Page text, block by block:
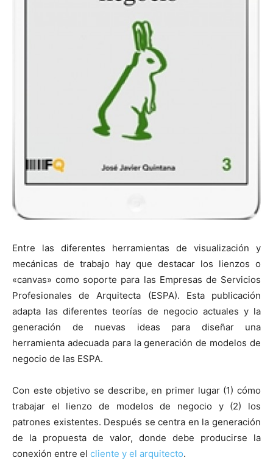
Entre las diferentes herramientas de visualización y
mecánicas de trabajo hay que destacar los lienzos o
«canvas» como soporte para las Empresas de Servicios
Profesionales de Arquitecta (ESPA). Esta publicación
adapta las diferentes teorías de negocio actuales y la
generación de nuevas ideas para diseñar una
herramienta adecuada para la generación de modelos de
negocio de las ESPA.
Con este objetivo se describe, en primer lugar (1) cómo
trabajar el lienzo de modelos de negocio y (2) los
patrones existentes. Después se centra en la generación
de la propuesta de valor, donde debe producirse la
conexión entre el cliente y el arquitecto.